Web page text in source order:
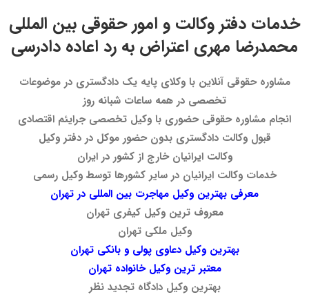
خدمات دفتر وکالت و امور حقوقی بین المللی
محمدرضا مهری اعتراض به رد اعاده دادرسی
مشاوره حقوقی آنلاین با وکلای پایه یک دادگستری در موضوعات
تخصصی در همه ساعات شبانه روز
انجام مشاوره حقوقی حضوری با وکیل تخصصی جرایئم اقتصادی
قبول وکالت دادگستری بدون حضور موکل در دفتر وکیل
وکالت ایرانیان خارج از کشور در ایران
خدمات وکالت ایرانیان در سایر کشورها توسط وکیل رسمی
معرفی بهترین وکیل مهاجرت بین المللی در تهران
معروف ترین وکیل کیفری تهران
وکیل ملکی تهران
بهترین وکیل دعاوی پولی و بانکی تهران
معتبر ترین وکیل خانواده تهران
بهترین وکیل دادگاه تجدید نظر